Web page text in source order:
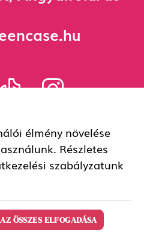
szabályzat
feltételek
Design by BrandBar
élmény növelése
Részletes
szabályzatunk
AZ ÖSSZES ELFOGADÁSA